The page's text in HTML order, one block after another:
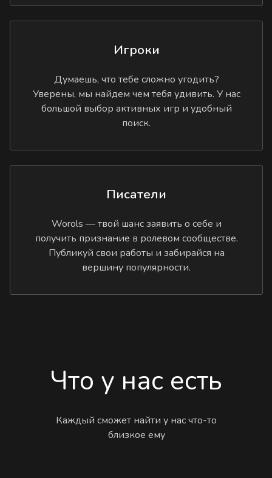
Игроки
Думаешь, что тебе сложно угодить?
Уверены, мы найдем чем тебя удивить. У нас
большой выбор активных игр и удобный
поиск.
Писатели
Worols — твой шанс заявить о себе и
получить признание в ролевом сообществе.
Публикуй свои работы и забирайся на
вершину популярности.
Что у нас есть
Каждый сможет найти у нас что-то
близкое ему